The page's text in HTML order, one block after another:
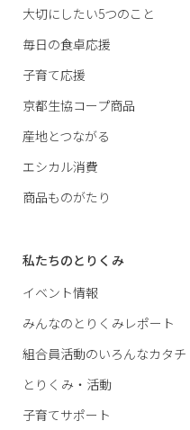
大切にしたい5つのこと
毎日の食卓応援
子育て応援
京都生協コープ商品
産地とつながる
エシカル消費
商品ものがたり
私たちのとりくみ
イベント情報
みんなのとりくみレポート
組合員活動のいろんなカタチ
とりくみ・活動
子育てサポート